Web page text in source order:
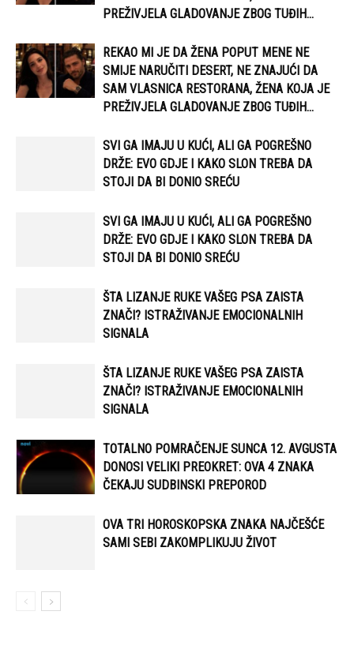
PREŽIVJELA GLADOVANJE ZBOG TUĐIH...
REKAO MI JE DA ŽENA POPUT MENE NE
SMIJE NARUČITI DESERT, NE ZNAJUĆI DA
SAM VLASNICA RESTORANA, ŽENA KOJA JE
PREŽIVJELA GLADOVANJE ZBOG TUĐIH...
SVI GA IMAJU U KUĆI, ALI GA POGREŠNO
DRŽE: EVO GDJE I KAKO SLON TREBA DA
STOJI DA BI DONIO SREĆU
SVI GA IMAJU U KUĆI, ALI GA POGREŠNO
DRŽE: EVO GDJE I KAKO SLON TREBA DA
STOJI DA BI DONIO SREĆU
ŠTA LIZANJE RUKE VAŠEG PSA ZAISTA
ZNAČI? ISTRAŽIVANJE EMOCIONALNIH
SIGNALA
ŠTA LIZANJE RUKE VAŠEG PSA ZAISTA
ZNAČI? ISTRAŽIVANJE EMOCIONALNIH
SIGNALA
TOTALNO POMRAČENJE SUNCA 12. AVGUSTA
DONOSI VELIKI PREOKRET: OVA 4 ZNAKA
ČEKAJU SUDBINSKI PREPOROD
OVA TRI HOROSKOPSKA ZNAKA NAJČEŠĆE
SAMI SEBI ZAKOMPLIKUJU ŽIVOT